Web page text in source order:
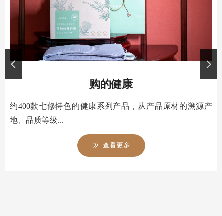
购的健康
约400款七修特色的健康系列产品，从产品原材的溯源产
地、品质等级...
ꅀ 查看更多
넳 넲